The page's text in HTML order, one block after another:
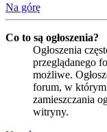
Na górę
Co to są ogłoszenia?
Ogłoszenia
przeglądanego
możliwe.
forum, w którym
zamieszczania
witryny.